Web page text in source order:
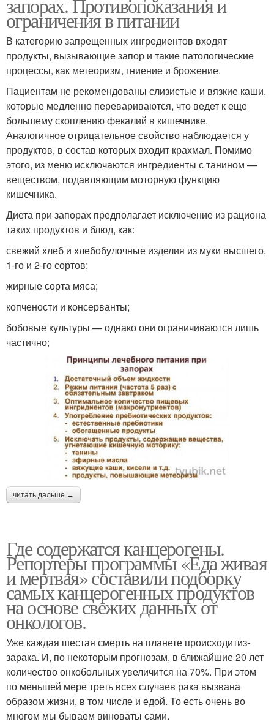
ограничения в питании
В категорию запрещенных ингредиентов входят
продукты, вызывающие запор и такие патологические
процессы, как метеоризм, гниение и брожение.
Пациентам не рекомендованы слизистые и вязкие каши,
которые медленно перевариваются, что ведет к еще
большему скоплению фекалий в кишечнике.
Аналогичное отрицательное свойство наблюдается у
продуктов, в состав которых входит крахмал. Помимо
этого, из меню исключаются ингредиенты с танином —
веществом, подавляющим моторную функцию
кишечника.
Диета при запорах предполагает исключение из рациона
таких продуктов и блюд, как:
свежий хлеб и хлебобулочные изделия из муки высшего,
1-го и 2-го сортов;
жирные сорта мяса;
копчености и консерванты;
бобовые культуры — однако они ограничиваются лишь
частично;
читать дальше →
Где содержатся канцерогены.
Репортеры программы «Еда живая
и мертвая» составили подборку
самых канцерогенных продуктов
на основе свежих данных от
онкологов.
Уже каждая шестая смерть на планете происходитиз-
зарака. И, по некоторым прогнозам, в ближайшие 20 лет
количество онкобольных увеличится на 70%. При этом
по меньшей мере треть всех случаев рака вызвана
образом жизни, в том числе и едой. То есть очень во
многом мы бываем виноваты сами.